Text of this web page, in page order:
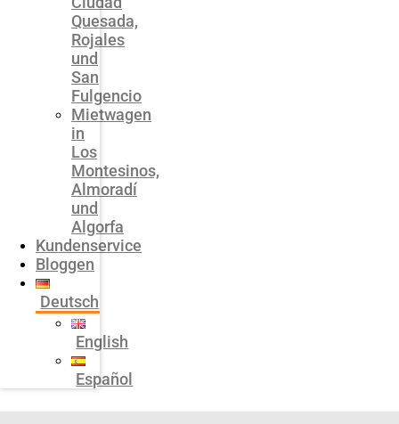
Quesada,
Rojales
und
San
Fulgencio
Mietwagen
in
Los
Montesinos,
Almoradí
und
Algorfa
Kundenservice
Bloggen
Deutsch
English
Español